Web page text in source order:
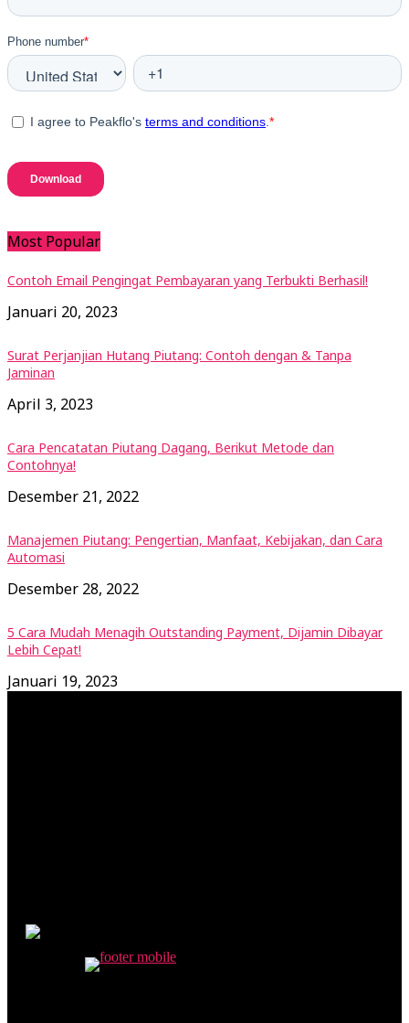
Most Popular
Contoh Email Pengingat Pembayaran yang Terbukti Berhasil!
Januari 20, 2023
Surat Perjanjian Hutang Piutang: Contoh dengan & Tanpa
Jaminan
April 3, 2023
Cara Pencatatan Piutang Dagang, Berikut Metode dan
Contohnya!
Desember 21, 2022
Manajemen Piutang: Pengertian, Manfaat, Kebijakan, dan Cara
Automasi
Desember 28, 2022
5 Cara Mudah Menagih Outstanding Payment, Dijamin Dibayar
Lebih Cepat!
Januari 19, 2023